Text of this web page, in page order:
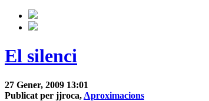
El silenci
27 Gener, 2009 13:01
Publicat per jjroca, Aproximacions